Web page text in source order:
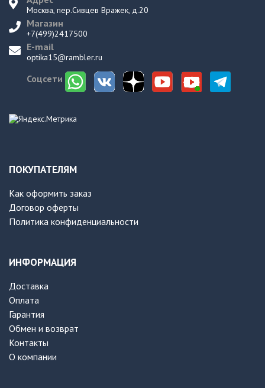
Москва, пер.Сивцев Вражек, д.20
Магазин
+7(499)2417500
E-mail
optika15@rambler.ru
Соцсети
ПОКУПАТЕЛЯМ
Как оформить заказ
Договор оферты
Политика конфиденциальности
ИНФОРМАЦИЯ
Доставка
Оплата
Гарантия
Обмен и возврат
Контакты
О компании